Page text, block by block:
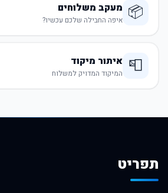
📦 מעקב משלוחים
איפה החבילה שלכם עכשיו?
📮 איתור מיקוד
המיקוד המדויק למשלוח
תפריט